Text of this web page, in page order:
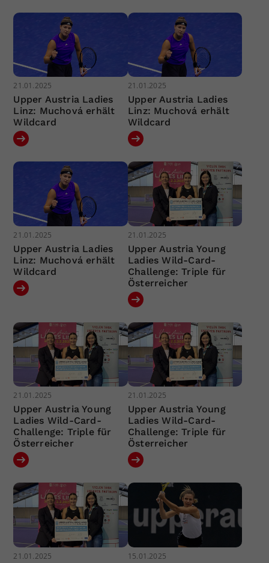
21.01.2025
Upper Austria Ladies
Linz: Muchová erhält
Wildcard
21.01.2025
Upper Austria Ladies
Linz: Muchová erhält
Wildcard
21.01.2025
Upper Austria Ladies
Linz: Muchová erhält
Wildcard
21.01.2025
Upper Austria Young
Ladies Wild-Card-
Challenge: Triple für
Österreicher
21.01.2025
Upper Austria Young
Ladies Wild-Card-
Challenge: Triple für
Österreicher
21.01.2025
Upper Austria Young
Ladies Wild-Card-
Challenge: Triple für
Österreicher
21.01.2025 15.01.2025